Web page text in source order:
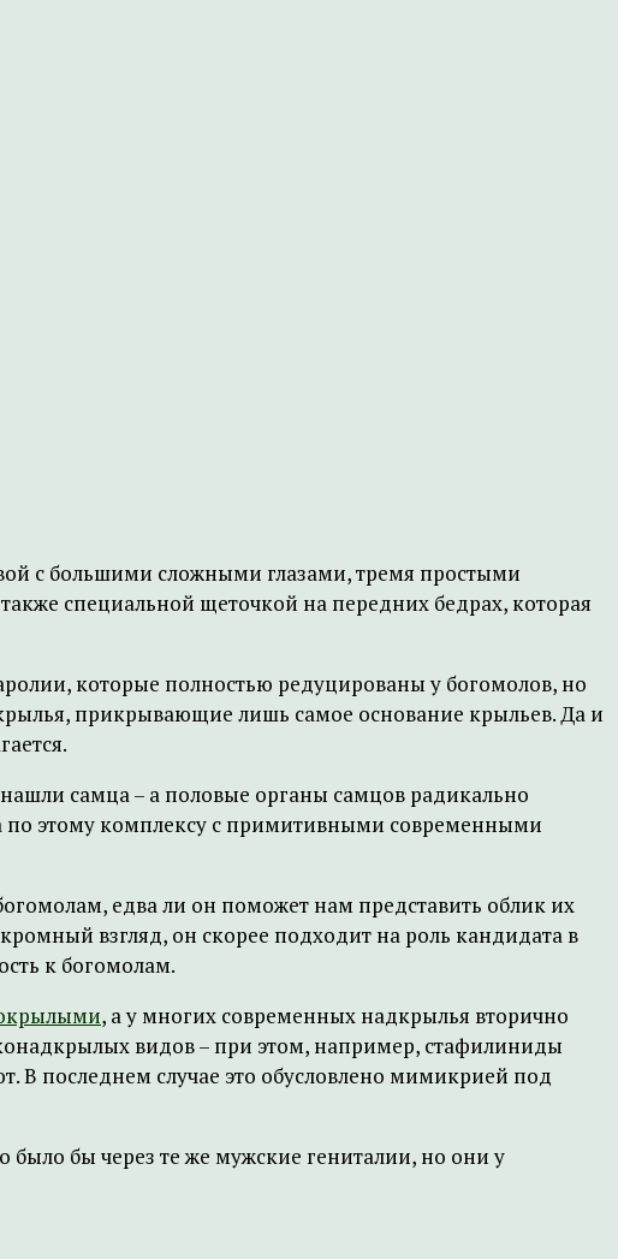
с большими сложными глазами, тремя простыми
специальной щеточкой на передних бедрах, которая
которые полностью редуцированы у богомолов, но
прикрывающие лишь самое основание крыльев. Да и
самца – а половые органы самцов радикально
по этому комплексу с примитивными современными
едва ли он поможет нам представить облик их
взгляд, он скорее подходит на роль кандидата в
к богомолам.
, а у многих современных надкрылья вторично
видов – при этом, например, стафилиниды
В последнем случае это обусловлено мимикрией под
бы через те же мужские гениталии, но они у